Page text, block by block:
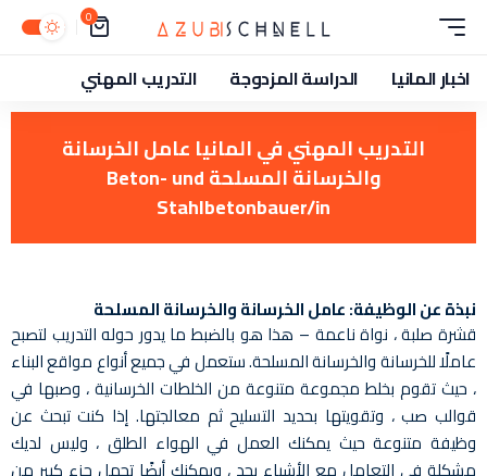
0
اخبار المانيا الدراسة المزدوجة التدريب المهني
التدريب المهني في المانيا عامل الخرسانة
والخرسانة المسلحة Beton- und
Stahlbetonbauer/in
نبذة عن الوظيفة: عامل الخرسانة والخرسانة المسلحة
قشرة صلبة ، نواة ناعمة – هذا هو بالضبط ما يدور حوله التدريب لتصبح
عاملًا للخرسانة والخرسانة المسلحة. ستعمل في جميع أنواع مواقع البناء
، حيث تقوم بخلط مجموعة متنوعة من الخلطات الخرسانية ، وصبها في
قوالب صب ، وتقويتها بحديد التسليح ثم معالجتها. إذا كنت تبحث عن
وظيفة متنوعة حيث يمكنك العمل في الهواء الطلق ، وليس لديك